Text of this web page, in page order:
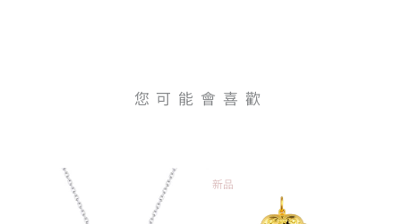
您可能會喜歡
新品